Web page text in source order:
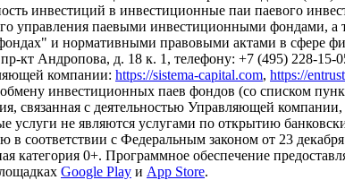
инвестиций в инвестиционные паи паевого
управления паевыми инвестиционными фондами,
и нормативными правовыми актами в сфере
кт Андропова, д. 18 к. 1, телефону: +7 (495) 228-15-
компании: https://sistema-capital.com, https://
инвестиционных паев фондов (со списком
с деятельностью Управляющей компании,
услуги не являются услугами по открытию
в соответствии с Федеральным законом от 23
0+. Программное обеспечение
Google Play и App Store.